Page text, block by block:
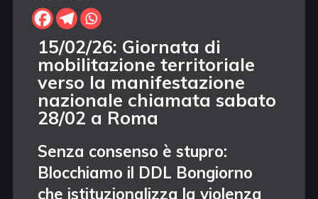
15/02/26: Giornata di
mobilitazione territoriale
verso la manifestazione
nazionale chiamata sabato
28/02 a Roma
Senza consenso è stupro:
Blocchiamo il DDL Bongiorno
che istituzionalizza la violenza